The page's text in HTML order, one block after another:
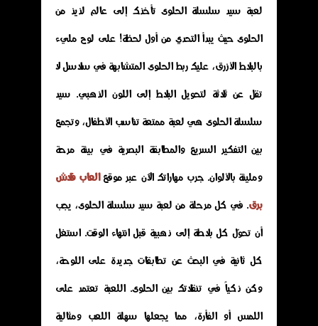
لعبة سيد سلسلة الحلوى تأخذك إلى عالم لذيذ من
الحلوى حيث يبدأ التحدي من أول لحظة! على لوح مليء
بالبلاط الأزرق، عليك ربط الحلوى المتشابهة في سلاسل لا
تقل عن ثلاثة لتحويل البلاط إلى اللون الذهبي. سيد
سلسلة الحلوى هي لعبة ممتعة تناسب الأطفال، وتجمع
بين التفكير السريع والمطابقة البصرية في بيئة مرحة
ومليئة بالألوان. جرب مهاراتك الآن عبر موقعالعاب فلاش
برق. في كل مرحلة من لعبة سيد سلسلة الحلوى، يجب
أن تحوّل كل بلاطة إلى ذهبية قبل انتهاء الوقت. استغل
كل ثانية في البحث عن تطابقات جديدة على اللوحة،
وكن ذكياً في تنقلاتك بين الحلوى. اللعبة تعتمد على
اللمس أو الفأرة، مما يجعلها سهلة اللعب ومثالية